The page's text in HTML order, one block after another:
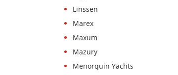
Linssen
Marex
Maxum
Mazury
Menorquin Yachts